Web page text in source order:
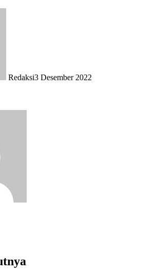
Redaksi3 Desember 2022